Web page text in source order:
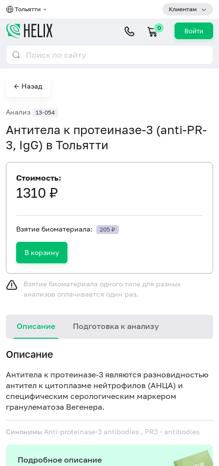
Тольятти Клиентам
0 Войти
← Назад
Анализ 13-054
Антитела к протеиназе-3 (anti-PR-
3, IgG) в Тольятти
Стоимость:
1310 ₽
Взятие биоматериала: 205 ₽
В корзину
Взятие биоматериала одного типа для разных
анализов оплачивается один раз.
Описание Подготовка к анализу
Описание
Антитела к протеиназе-3 являются разновидностью
антител к цитоплазме нейтрофилов (АНЦА) и
специфическим серологическим маркером
гранулематоза Вегенера.
Синонимы Anti-proteinase-3 antibodies , PR3 - antibodies
Подробное описание